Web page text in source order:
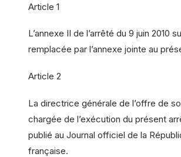
Article 1
L’annexe II de l’arrêté du 9 juin 2010
remplacée par l’annexe jointe au
Article 2
La directrice générale de l’offre de
chargée de l’exécution du présent
publié au Journal officiel de la
française.